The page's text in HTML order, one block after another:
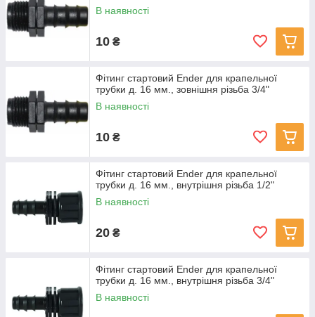
В наявності
10 ₴
Фітинг стартовий Ender для крапельної
трубки д. 16 мм., зовнішня різьба 3/4"
В наявності
10 ₴
Фітинг стартовий Ender для крапельної
трубки д. 16 мм., внутрішня різьба 1/2"
В наявності
20 ₴
Фітинг стартовий Ender для крапельної
трубки д. 16 мм., внутрішня різьба 3/4"
В наявності